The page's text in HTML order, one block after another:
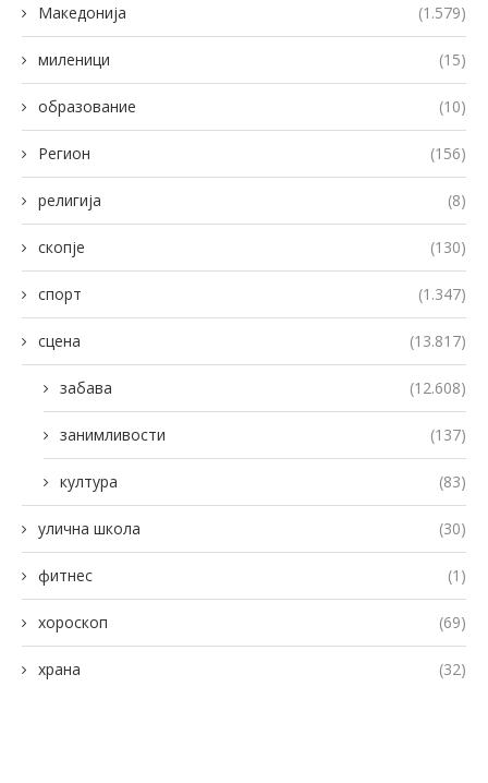
Македонија (1.579)
миленици (15)
образование (10)
Регион (156)
религија (8)
скопје (130)
спорт (1.347)
сцена (13.817)
забава (12.608)
занимливости (137)
култура (83)
улична школа (30)
фитнес (1)
хороскоп (69)
храна (32)